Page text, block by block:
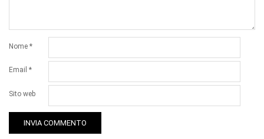
Nome *
Email *
Sito web